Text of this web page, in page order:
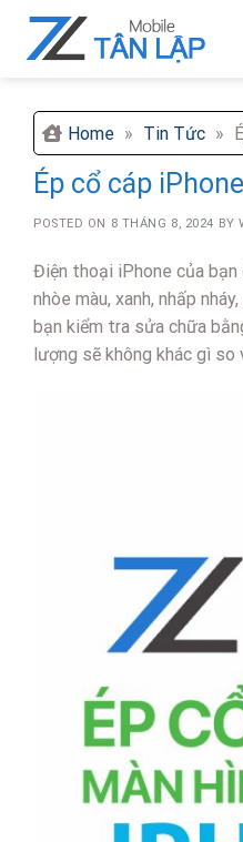
Skip
Home » Tin Tức »
Ép cổ cáp
POSTED ON 8 THÁNG 8, 2024 BY
Điện thoại iPhone của bạn
nhòe màu, xanh, nhấp
bạn kiểm tra sửa chữa
lượng sẽ không khác gì so